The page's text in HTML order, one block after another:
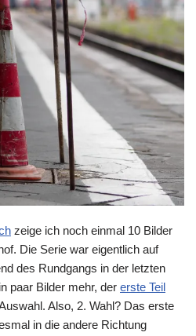
zeige ich noch einmal 10 Bilder
Die Serie war eigentlich auf
des Rundgangs in der letzten
paar Bilder mehr, der erste Teil
Also, 2. Wahl? Das erste
in die andere Richtung